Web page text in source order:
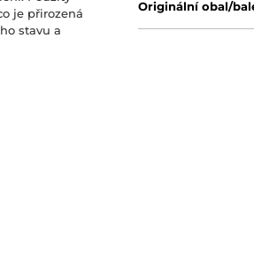
je přirozená
stavu a
Originální obal/